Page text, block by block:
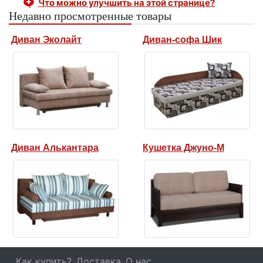
Что можно улучшить на этой странице?
Недавно просмотренные товары
Диван Эколайт Диван-софа Шик
Диван Алькантара Кушетка Джуно-М